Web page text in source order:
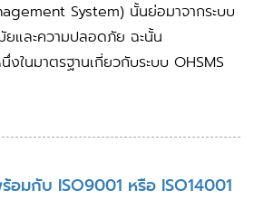
System) นั้นย่อมาจากระบบ
ยและความปลอดภัย ฉะนั้น
งในมาตรฐานเกี่ยวกับระบบ OHSMS
อมกับ ISO9001 หรือ ISO14001